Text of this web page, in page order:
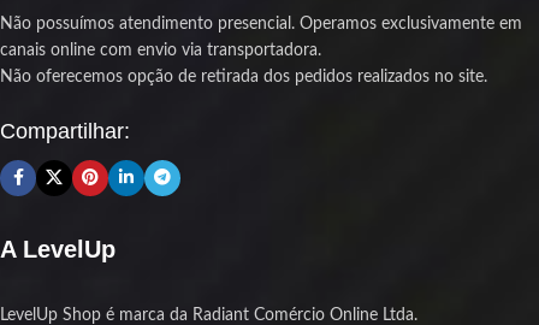
conectar dispositivos sem Bluetooth
Produto novo com nota fiscal e
garantia para sua tranquilidade
Não possuímos atendimento presencial. Operamos exclusivamente em
canais online com envio via transportadora.
Não oferecemos opção de retirada dos pedidos realizados no site.
Compartilhar:
A LevelUp
LevelUp Shop é marca da Radiant Comércio Online Ltda.